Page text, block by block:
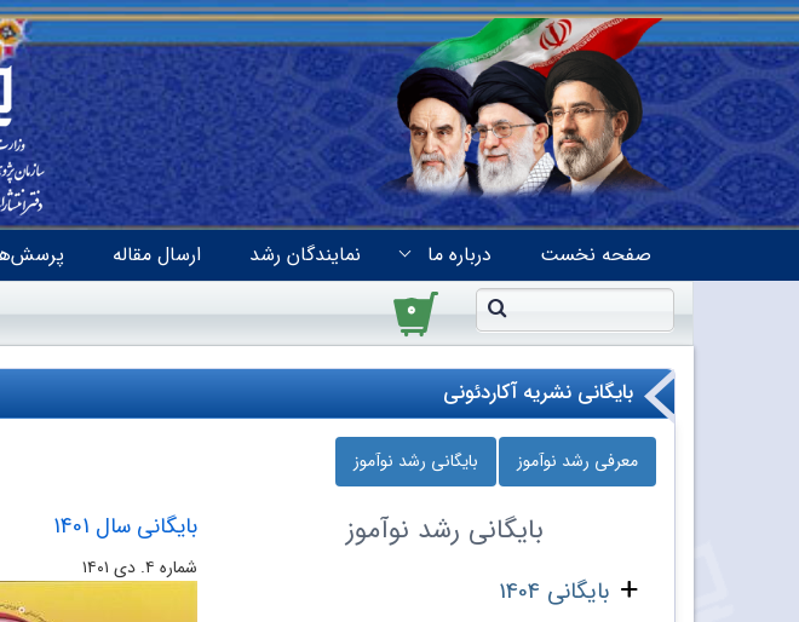
صفحه نخست درباره ما نمایندگان رشد ارسال مقاله
۰
بایگانی نشریه آکاردئونی
معرفی رشد نوآموز بایگانی رشد نوآموز
بایگانی رشد نوآموز
بایگانی 1404
بایگانی سال 1401
شماره ۴. دی ۱۴۰۱